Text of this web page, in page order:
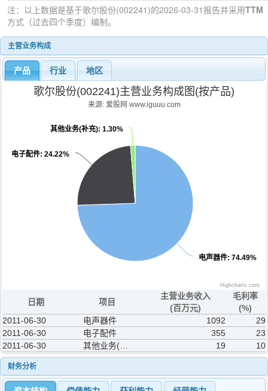
注：以上数据是基于歌尔股份(002241)的2026-03-31报告并采用TTM
方式（过去四个季度）编制。
主营业务构成
产品 行业 地区
歌尔股份(002241)主营业务构成图(按产品)
来源: 爱股网 www.iguuu.com
电声器件: 74.49%
电子配件: 24.22%
其他业务(补充): 1.30%
Highcharts.com
日期 项目
主营业务收入
(百万元)
毛利率
(%)
2011-06-30
电声器件 1092
29
2011-06-30
电子配件 355
23
2011-06-30
19 10
财务分析